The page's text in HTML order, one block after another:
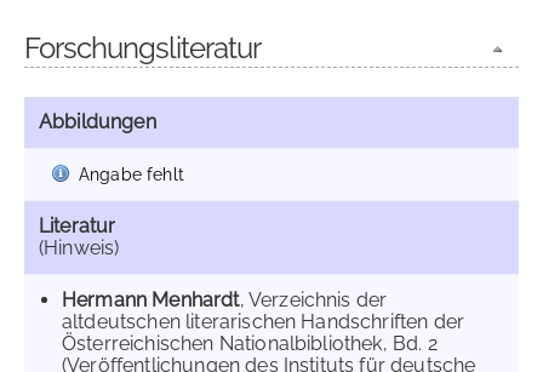
Forschungsliteratur
Abbildungen
Angabe fehlt
Literatur
(Hinweis)
Hermann Menhardt, Verzeichnis der
altdeutschen literarischen Handschriften der
Österreichischen Nationalbibliothek, Bd. 2
(Veröffentlichungen des Instituts für deutsche